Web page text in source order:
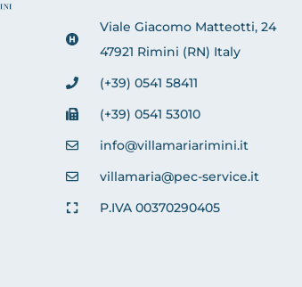
Viale Giacomo Matteotti, 24
47921 Rimini (RN) Italy
(+39) 0541 58411
(+39) 0541 53010
info@villamariarimini.it
villamaria@pec-service.it
P.IVA 00370290405